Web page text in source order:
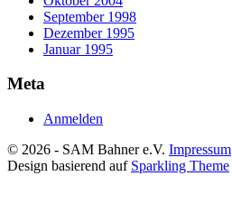
September 1998
Dezember 1995
Januar 1995
Meta
Anmelden
© 2026 - SAM Bahner e.V. Impressum
Design basierend auf Sparkling Theme